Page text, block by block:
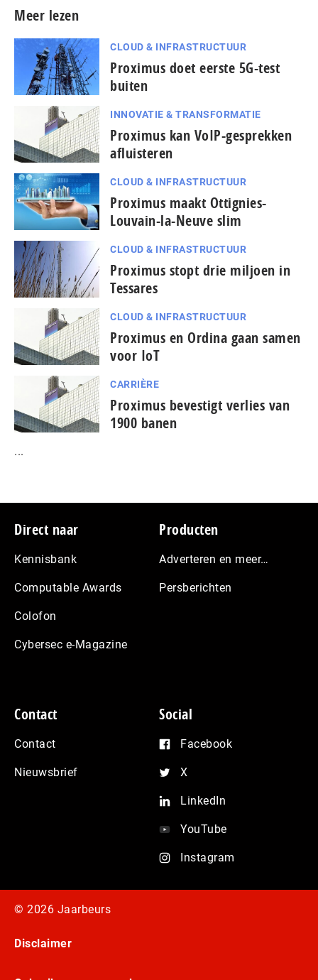
Meer lezen
CLOUD & INFRASTRUCTUUR
Proximus doet eerste 5G-test
buiten
INNOVATIE & TRANSFORMATIE
Proximus kan VoIP-gesprekken
afluisteren
CLOUD & INFRASTRUCTUUR
Proximus maakt Ottignies-
Louvain-la-Neuve slim
CLOUD & INFRASTRUCTUUR
Proximus stopt drie miljoen in
Tessares
CLOUD & INFRASTRUCTUUR
Proximus en Ordina gaan samen
voor IoT
CARRIÈRE
Proximus bevestigt verlies van
1900 banen
...
Footer
Direct naar
Kennisbank
Computable Awards
Colofon
Cybersec e-Magazine
Producten
Adverteren en meer…
Persberichten
Contact
Contact
Nieuwsbrief
Social
Facebook
X
LinkedIn
YouTube
Instagram
© 2026 Jaarbeurs
Disclaimer